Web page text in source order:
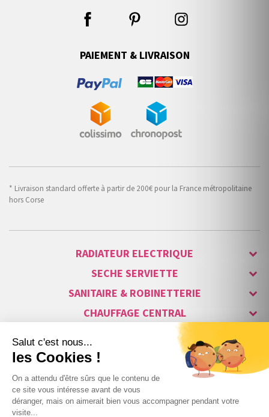
PAIEMENT & LIVRAISON
* Livraison standard offerte à partir de 200€ pour la France métropolitaine
hors Corse
RADIATEUR ELECTRIQUE
SECHE SERVIETTE
SANITAIRE & ROBINETTERIE
CHAUFFAGE CENTRAL
ALARME & SÉCURITÉ
MAISON CONNECTÉE
VISIOPHONE & INTERPHONE
LUMINAIRES & ECLAIRAGE